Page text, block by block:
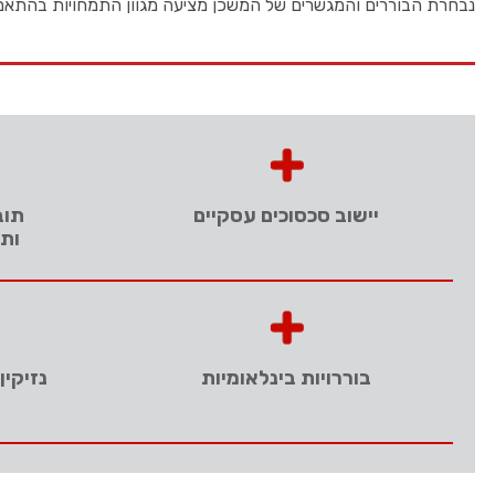
נבחרת הבוררים והמגשרים של המשכן מציעה מגוון התמחויות
יישוב סכסוכים עסקיים
בוררויות בינלאומיות